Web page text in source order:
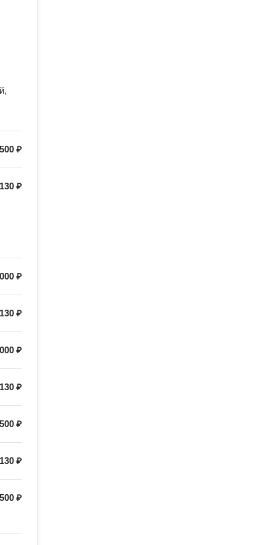
₽
130 ₽
₽
130 ₽
₽
130 ₽
500 ₽
130 ₽
₽